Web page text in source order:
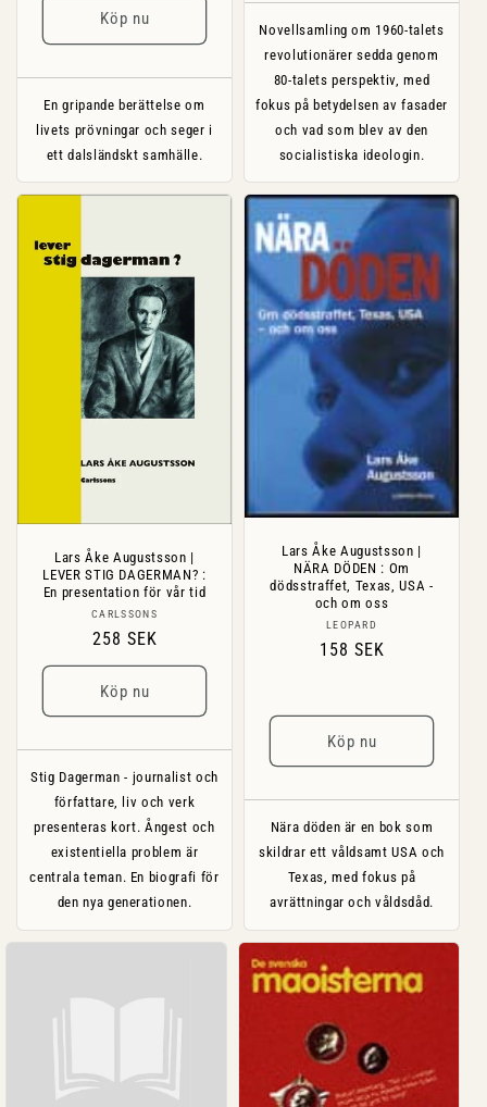
Köp nu
En gripande berättelse om
livets prövningar och seger i
ett dalsländskt samhälle.
Novellsamling om 1960-talets
revolutionärer sedda genom
80-talets perspektiv, med
fokus på betydelsen av fasader
och vad som blev av den
socialistiska ideologin.
Lars Åke Augustsson |
LEVER STIG DAGERMAN? :
En presentation för vår tid
Säljare:
CARLSSONS
Ordinarie
pris
258 SEK
Köp nu
Stig Dagerman - journalist och
författare, liv och verk
presenteras kort. Ångest och
existentiella problem är
centrala teman. En biografi för
den nya generationen.
Lars Åke Augustsson |
NÄRA DÖDEN : Om
dödsstraffet, Texas, USA -
och om oss
Säljare:
LEOPARD
Ordinarie
158 SEK
Köp nu
Nära döden är en bok som
skildrar ett våldsamt USA och
Texas, med fokus på
avrättningar och våldsdåd.